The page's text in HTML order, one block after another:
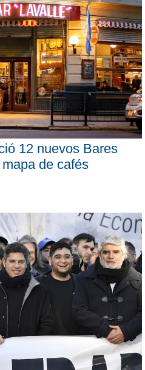
12 nuevos Bares
de cafés